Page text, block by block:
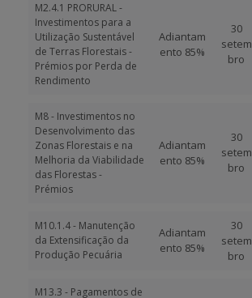
M2.4.1 PRORURAL -
Investimentos para a
Utilização Sustentável
de Terras Florestais -
Prémios por Perda de
Rendimento
Adiantam
ento 85%
30
setem
bro
M8 - Investimentos no
Desenvolvimento das
Zonas Florestais e na
Melhoria da Viabilidade
das Florestas -
Prémios
Adiantam
ento 85%
30
setem
bro
M10.1.4 - Manutenção
da Extensificação da
Produção Pecuária
Adiantam
ento 85%
30
setem
bro
M13.3 - Pagamentos de